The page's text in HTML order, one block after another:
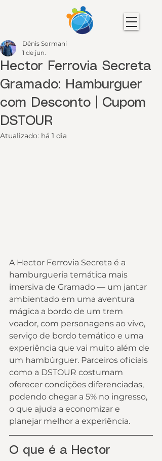
Hector Ferrovia Secreta
Gramado: Hamburguer
com Desconto | Cupom
DSTOUR
Dênis Sormani
1 de jun.
Atualizado: há 1 dia
A Hector Ferrovia Secreta é a
hamburgueria temática mais
imersiva de Gramado — um jantar
ambientado em uma aventura
mágica a bordo de um trem
voador, com personagens ao vivo,
serviço de bordo temático e uma
experiência que vai muito além de
um hambúrguer. Parceiros oficiais
como a DSTOUR costumam
oferecer condições diferenciadas,
podendo chegar a 5% no ingresso,
o que ajuda a economizar e
planejar melhor a experiência.
O que é a Hector